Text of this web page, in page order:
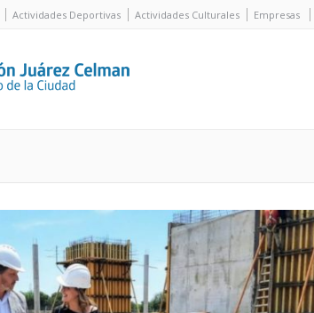
Actividades Deportivas Actividades Culturales Empresas